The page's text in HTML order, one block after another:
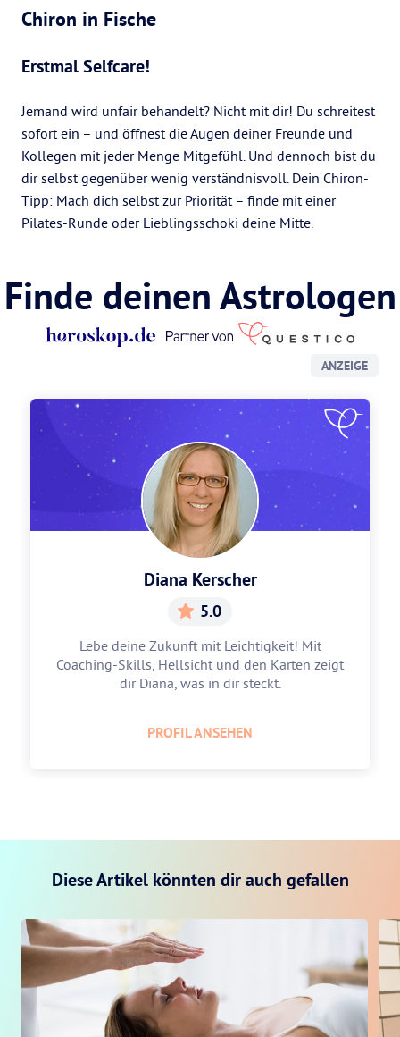
Chiron in Fische
Erstmal Selfcare!
Jemand wird unfair behandelt? Nicht mit dir! Du schreitest
sofort ein – und öffnest die Augen deiner Freunde und
Kollegen mit jeder Menge Mitgefühl. Und dennoch bist du
dir selbst gegenüber wenig verständnisvoll. Dein Chiron-
Tipp: Mach dich selbst zur Priorität – finde mit einer
Pilates-Runde oder Lieblingsschoki deine Mitte.
Finde deinen Astrologen
ANZEIGE
Diana Kerscher
5.0
Lebe deine Zukunft mit Leichtigkeit! Mit
Coaching-Skills, Hellsicht und den Karten zeigt
dir Diana, was in dir steckt.
PROFIL ANSEHEN
Diese Artikel könnten dir auch gefallen